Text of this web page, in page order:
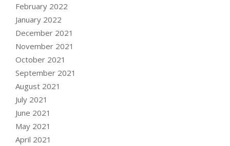
February 2022
January 2022
December 2021
November 2021
October 2021
September 2021
August 2021
July 2021
June 2021
May 2021
April 2021